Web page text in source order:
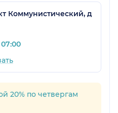
Коммунистический, д
20% по четвергам